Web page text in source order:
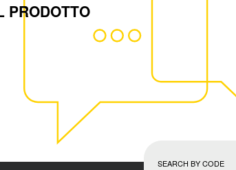
SEARCH BY CODE
PRODOTTO